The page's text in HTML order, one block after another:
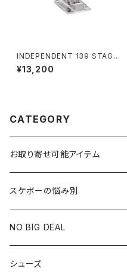
INDEPENDENT 139 STAGE
11 FORGED HOLLOW MID S
ILVER SKATEBOARD TRUC
¥13,200
CATEGORY
お取り寄せ可能アイテム
スケボーの悩み別
膝や腰が痛い
NO BIG DEAL
NBD CUSTOMIZED
シューズ